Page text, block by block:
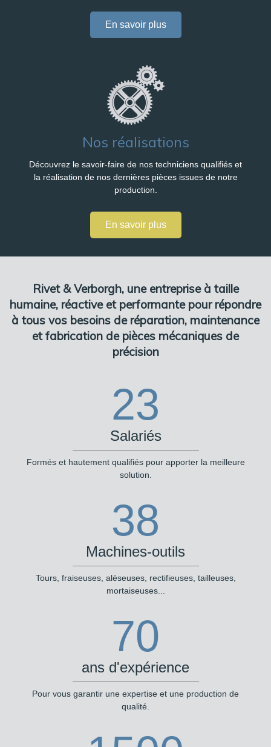
En savoir plus
Nos réalisations
Découvrez le savoir-faire de nos techniciens qualifiés et
la réalisation de nos dernières pièces issues de notre
production.
En savoir plus
Rivet & Verborgh, une entreprise à taille
humaine, réactive et performante pour répondre
à tous vos besoins de réparation, maintenance
et fabrication de pièces mécaniques de
précision
23
Salariés
Formés et hautement qualifiés pour apporter la meilleure
solution.
38
Machines-outils
Tours, fraiseuses, aléseuses, rectifieuses, tailleuses,
mortaiseuses...
70
ans d'expérience
Pour vous garantir une expertise et une production de
qualité.